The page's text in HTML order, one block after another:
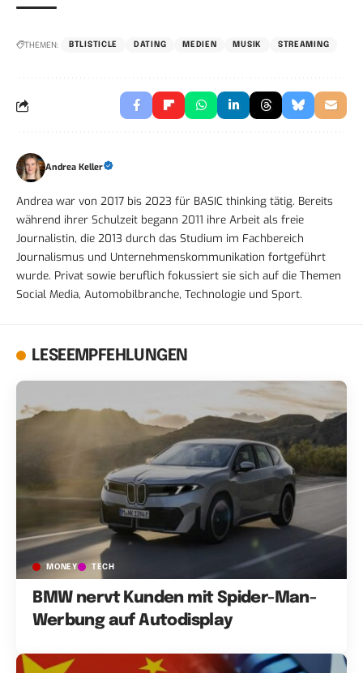
THEMEN: BTLISTICLE DATING MEDIEN MUSIK STREAMING
Andrea Keller
Andrea war von 2017 bis 2023 für BASIC thinking tätig. Bereits
während ihrer Schulzeit begann 2011 ihre Arbeit als freie
Journalistin, die 2013 durch das Studium im Fachbereich
Journalismus und Unternehmenskommunikation fortgeführt
wurde. Privat sowie beruflich fokussiert sie sich auf die Themen
Social Media, Automobilbranche, Technologie und Sport.
LESEEMPFEHLUNGEN
MONEY TECH
BMW nervt Kunden mit Spider-Man-
Werbung auf Autodisplay